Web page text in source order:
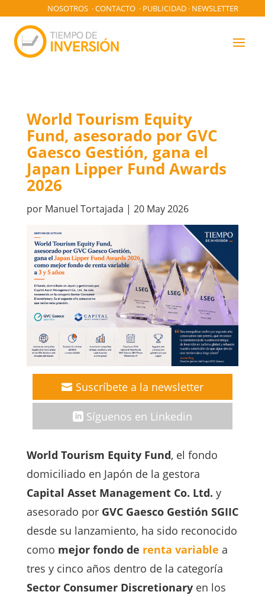
NOSOTROS ·CONTACTO · PUBLICIDAD · NEWSLETTER
World Tourism Equity
Fund, asesorado por GVC
Gaesco Gestión, gana el
Japan Lipper Fund Awards
2026
por Manuel Tortajada | 20 May 2026
Suscríbete a la newsletter
Síguenos en Linkedin
World Tourism Equity Fund, el fondo
domiciliado en Japón de la gestora
Capital Asset Management Co. Ltd. y
asesorado por GVC Gaesco Gestión SGIIC
desde su lanzamiento, ha sido reconocido
como mejor fondo de renta variable a
tres y cinco años dentro de la categoría
Sector Consumer Discretionaryen los